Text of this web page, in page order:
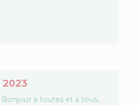
Bonjour à toutes et à tous,